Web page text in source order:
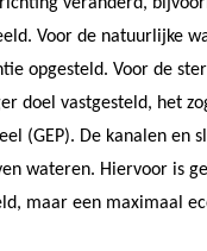
Voor de natuurlijke
opgesteld. Voor de
doel vastgesteld, het
(GEP). De kanalen en
wateren. Hiervoor is
maar een maximaal